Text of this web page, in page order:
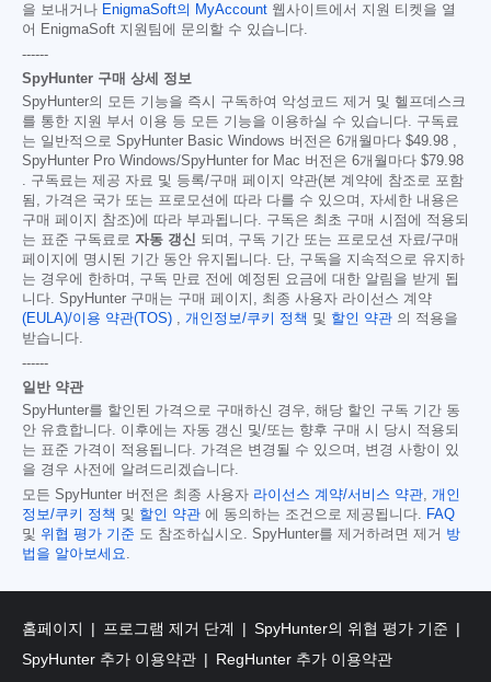
을 보내거나 EnigmaSoft의 MyAccount 웹사이트에서 지원 티켓을 열
어 EnigmaSoft 지원팀에 문의할 수 있습니다.
------
SpyHunter 구매 상세 정보
SpyHunter의 모든 기능을 즉시 구독하여 악성코드 제거 및 헬프데스크
를 통한 지원 부서 이용 등 모든 기능을 이용하실 수 있습니다. 구독료
는 일반적으로 SpyHunter Basic Windows 버전은 6개월마다 $49.98 ,
SpyHunter Pro Windows/SpyHunter for Mac 버전은 6개월마다 $79.98
. 구독료는 제공 자료 및 등록/구매 페이지 약관(본 계약에 참조로 포함
됨, 가격은 국가 또는 프로모션에 따라 다를 수 있으며, 자세한 내용은
구매 페이지 참조)에 따라 부과됩니다. 구독은 최초 구매 시점에 적용되
는 표준 구독료로 자동 갱신 되며, 구독 기간 또는 프로모션 자료/구매
페이지에 명시된 기간 동안 유지됩니다. 단, 구독을 지속적으로 유지하
는 경우에 한하며, 구독 만료 전에 예정된 요금에 대한 알림을 받게 됩
니다. SpyHunter 구매는 구매 페이지, 최종 사용자 라이선스 계약
(EULA)/이용 약관(TOS) , 개인정보/쿠키 정책 및 할인 약관 의 적용을
받습니다.
------
일반 약관
SpyHunter를 할인된 가격으로 구매하신 경우, 해당 할인 구독 기간 동
안 유효합니다. 이후에는 자동 갱신 및/또는 향후 구매 시 당시 적용되
는 표준 가격이 적용됩니다. 가격은 변경될 수 있으며, 변경 사항이 있
을 경우 사전에 알려드리겠습니다.
모든 SpyHunter 버전은 최종 사용자 라이선스 계약/서비스 약관, 개인
정보/쿠키 정책 및 할인 약관 에 동의하는 조건으로 제공됩니다. FAQ
및 위협 평가 기준 도 참조하십시오. SpyHunter를 제거하려면 제거 방
법을 알아보세요.
홈페이지 프로그램 제거 단계
SpyHunter의 위협 평가 기준
SpyHunter 추가 이용약관
RegHunter 추가 이용약관